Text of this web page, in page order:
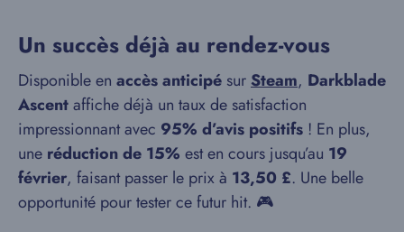
Un succès déjà au rendez-vous
Disponible en accès anticipé sur Steam, Darkblade
Ascentaffiche déjà un taux de satisfaction
impressionnant avec 95% d’avis positifs ! En plus,
une réduction de 15% est en cours jusqu’au 19
février, faisant passer le prix à 13,50 £. Une belle
opportunité pour tester ce futur hit. 🎮